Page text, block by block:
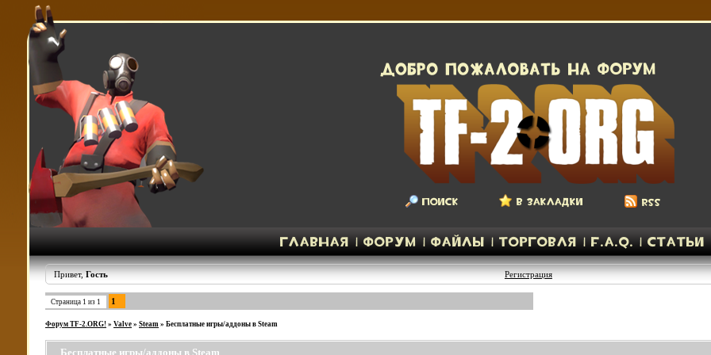
Привет,Гость Регистрация
Страница 1 из 1 1
Форум TF-2.ORG! » Valve » Steam » Бесплатные игры/аддоны в Steam
Бесплатные игры/аддоны в Steam